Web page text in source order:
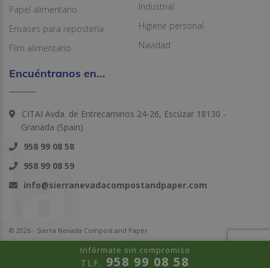
Infórmate sin compromiso
TLF. 958 99 08 58
Papel alimentario
Envases para repostería
Film alimentario
Industrial
Higiene personal
Navidad
Encuéntranos en...
CITAI Avda. de Entrecaminos 24-26, Escúzar 18130 -
Granada (Spain)
958 99 08 58
958 99 08 59
info@sierranevadacompostandpaper.com
© 2026 - Sierra Nevada Compost and Paper